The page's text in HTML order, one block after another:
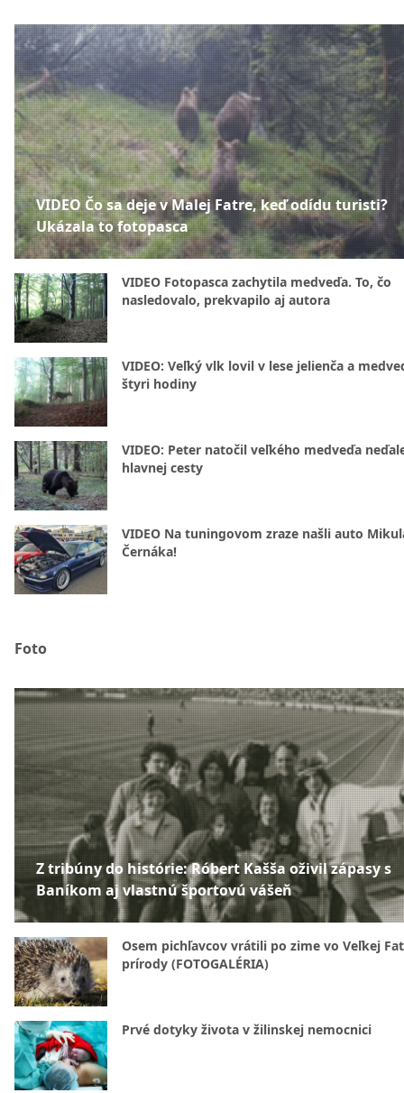
VIDEO Čo sa deje v Malej Fatre, keď odídu turisti?
Ukázala to fotopasca
VIDEO Fotopasca zachytila medveďa. To, čo
nasledovalo, prekvapilo aj autora
VIDEO: Veľký vlk lovil v lese jelienča a
štyri hodiny
VIDEO: Peter natočil veľkého medveďa
hlavnej cesty
VIDEO Na tuningovom zraze našli auto
Černáka!
Foto
Z tribúny do histórie: Róbert Kašša oživil zápasy s
Baníkom aj vlastnú športovú vášeň
Osem pichľavcov vrátili po zime vo Veľkej
prírody (FOTOGALÉRIA)
Prvé dotyky života v žilinskej nemocnici